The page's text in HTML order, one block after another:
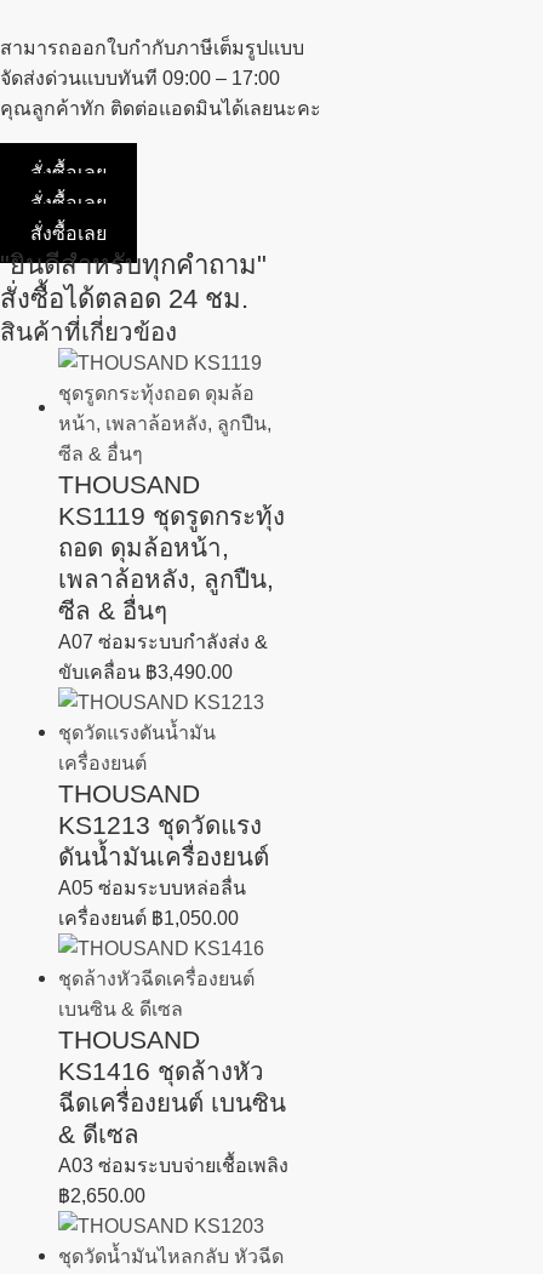
สามารถออกใบกำกับภาษีเต็มรูปแบบ
จัดส่งด่วนแบบทันที 09:00 – 17:00
คุณลูกค้าทัก ติดต่อแอดมินได้เลยนะคะ
สั่งซื้อเลย
สั่งซื้อเลย
สั่งซื้อเลย
"ยินดีสำหรับทุกคำถาม"
สั่งซื้อได้ตลอด 24 ชม.
สินค้าที่เกี่ยวข้อง
THOUSAND
KS1119 ชุดรูดกระทุ้ง
ถอด ดุมล้อหน้า,
เพลาล้อหลัง, ลูกปืน,
ซีล & อื่นๆ
A07 ซ่อมระบบกำลังส่ง &
ขับเคลื่อน ฿3,490.00
THOUSAND
KS1213 ชุดวัดแรง
ดันน้ำมันเครื่องยนต์
A05 ซ่อมระบบหล่อลื่น
เครื่องยนต์ ฿1,050.00
THOUSAND
KS1416 ชุดล้างหัว
ฉีดเครื่องยนต์ เบนซิน
& ดีเซล
A03 ซ่อมระบบจ่ายเชื้อเพลิง
฿2,650.00